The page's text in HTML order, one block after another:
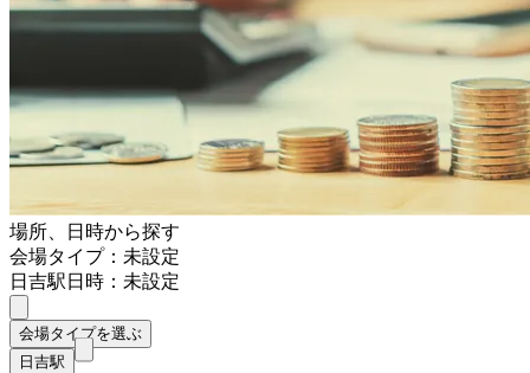
場所、日時から探す
会場タイプ：未設定
日吉駅日時：未設定
会場タイプを選ぶ
日吉駅